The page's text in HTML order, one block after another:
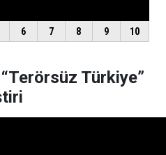
Türkiye”